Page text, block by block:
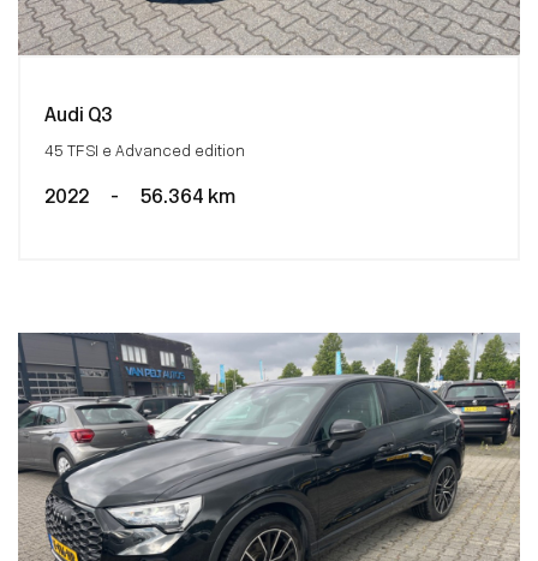
Audi Q3
45 TFSI e Advanced edition
2022 - 56.364 km